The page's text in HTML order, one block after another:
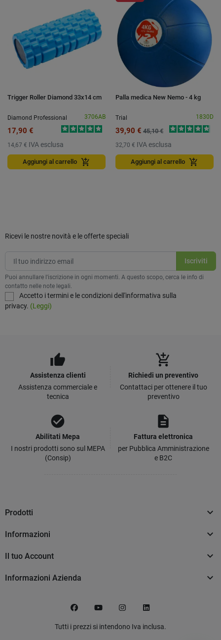
Trigger Roller Diamond 33x14 cm
Diamond Professional 3706AB
17,90 €
14,67 € IVA esclusa
Aggiungi al carrello add_shopping_cart
Palla medica New Nemo - 4 kg
Trial 1830D
39,90 € 45,10 €
32,70 € IVA esclusa
Aggiungi al carrello add_shopping_cart
Ricevi le nostre novità e le offerte speciali
Puoi annullare l'iscrizione in ogni momenti. A questo scopo, cerca le info di
contatto nelle note legali.
Accetto i termini e le condizioni dell'informativa sulla
privacy. (Leggi)
thumb_up
Assistenza clienti
Assistenza commerciale e
tecnica
add_shopping_cart
Richiedi un preventivo
Contattaci per ottenere il tuo
preventivo
check_circle
Abilitati Mepa
I nostri prodotti sono sul MEPA
(Consip)
description
Fattura elettronica
per Pubblica Amministrazione
e B2C
Prodotti 
Informazioni 
Il tuo Account 
Informazioni Azienda 
Tutti i prezzi si intendono Iva inclusa.